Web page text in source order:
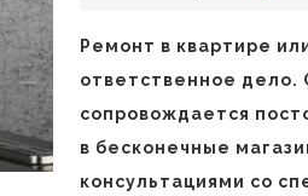
Ремонт в квартире
ответственное дело.
сопровождается
в бесконечные
консультациями со